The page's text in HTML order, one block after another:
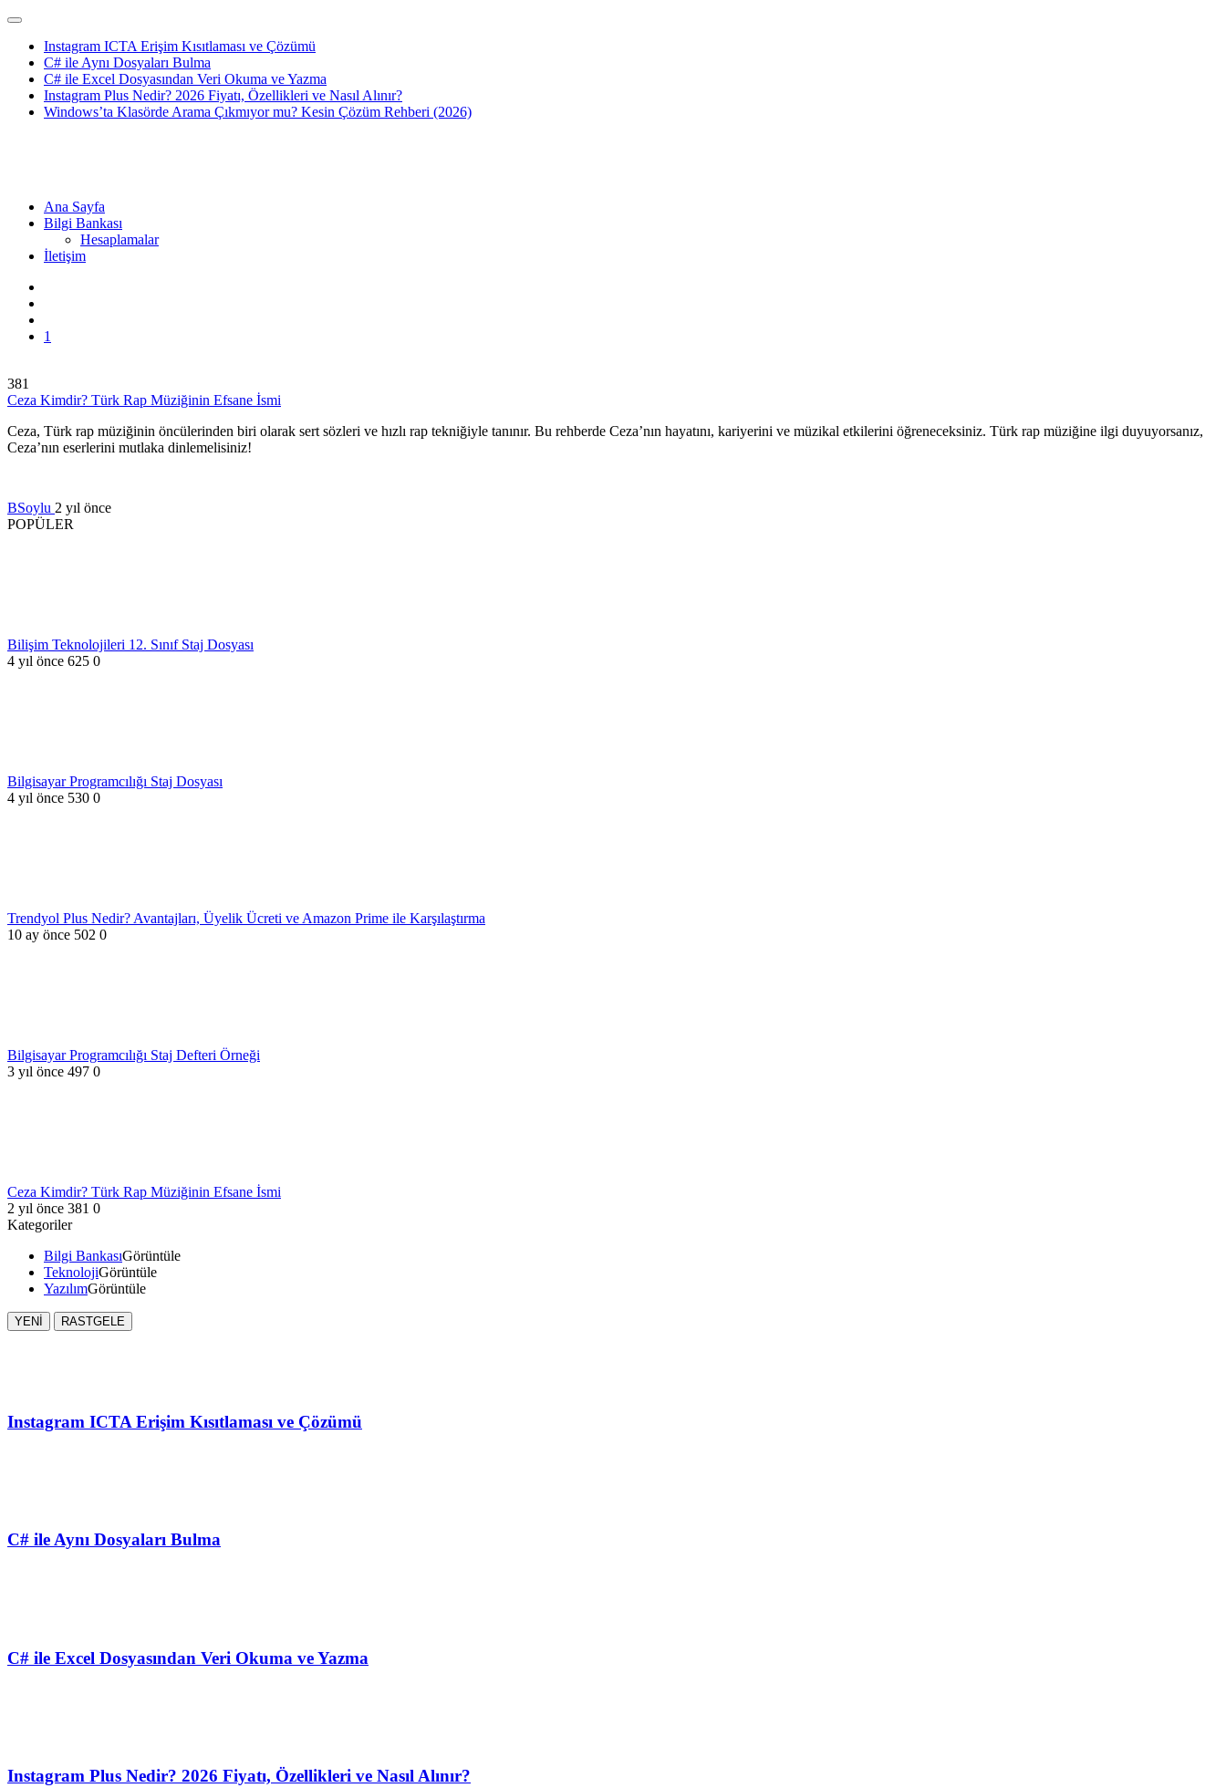
Instagram ICTA Erişim Kısıtlaması ve Çözümü
C# ile Aynı Dosyaları Bulma
C# ile Excel Dosyasından Veri Okuma ve Yazma
Instagram Plus Nedir? 2026 Fiyatı, Özellikleri ve Nasıl Alınır?
Windows’ta Klasörde Arama Çıkmıyor mu? Kesin Çözüm Rehberi (2026)
Ana Sayfa
Bilgi Bankası
Hesaplamalar
İletişim
1
381
Ceza Kimdir? Türk Rap Müziğinin Efsane İsmi
Ceza, Türk rap müziğinin öncülerinden biri olarak sert sözleri ve hızlı rap tekniğiyle tanınır. Bu rehberde Ceza’nın hayatını, kariyerini ve müzikal etkilerini öğreneceksiniz. Türk rap müziğine ilgi duyuyorsanız,
Ceza’nın eserlerini mutlaka dinlemelisiniz!
BSoylu 2 yıl önce
POPÜLER
Bilişim Teknolojileri 12. Sınıf Staj Dosyası
4 yıl önce 625 0
Bilgisayar Programcılığı Staj Dosyası
4 yıl önce 530 0
Trendyol Plus Nedir? Avantajları, Üyelik Ücreti ve Amazon Prime ile Karşılaştırma
10 ay önce 502 0
Bilgisayar Programcılığı Staj Defteri Örneği
3 yıl önce 497 0
Ceza Kimdir? Türk Rap Müziğinin Efsane İsmi
2 yıl önce 381 0
Kategoriler
Bilgi BankasıGörüntüle
TeknolojiGörüntüle
YazılımGörüntüle
YENİ RASTGELE
Instagram ICTA Erişim Kısıtlaması ve Çözümü
C# ile Aynı Dosyaları Bulma
C# ile Excel Dosyasından Veri Okuma ve Yazma
Instagram Plus Nedir? 2026 Fiyatı, Özellikleri ve Nasıl Alınır?